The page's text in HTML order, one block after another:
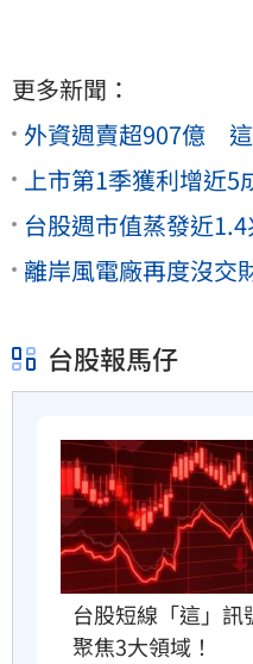
更多新聞：
外資週賣超907億
上市第1季獲利增近
台股週市值蒸發近
離岸風電廠再度沒
台股報馬仔
台股短線「這」訊
聚焦3大領域！